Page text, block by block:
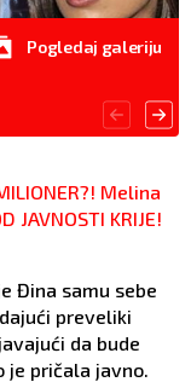
Pogledaj galeriju
Melina
JAVNOSTI KRIJE!
Đina samu sebe
preveliki
da bude
pričala javno.